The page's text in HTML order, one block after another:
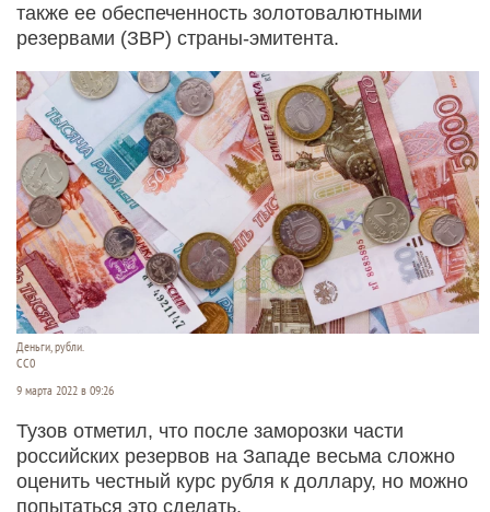
также ее обеспеченность золотовалютными
резервами (ЗВР) страны-эмитента.
Деньги, рубли.
CC0
9 марта 2022 в 09:26
Тузов отметил, что после заморозки части
российских резервов на Западе весьма сложно
оценить честный курс рубля к доллару, но можно
попытаться это сделать.